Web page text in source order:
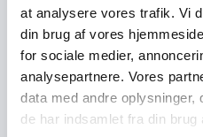
at analysere vores trafik. Vi
din brug af vores
for sociale medier,
analysepartnere. Vores
data med andre oplysninger,
de har indsamlet fra din brug
Hvorfor vælge
foredragsholder?
Et foredrag med Rikke
både underholder og